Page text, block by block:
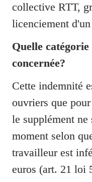
collective RTT,
licenciement
Quelle
concernée?
Cette indemnité
ouvriers que
le supplément ne
moment selon
travailleur est
euros (art. 21 loi